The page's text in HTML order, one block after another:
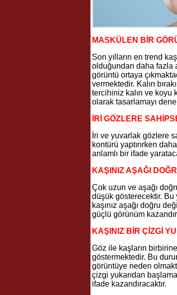
MASKÜLEN BİR
Son yılların en trend
olduğundan daha fazla
görüntü ortaya
vermektedir. Kalın
tercihiniz kalın ve koyu
olarak tasarlamayı
İRİ GÖZLERE
İri ve yuvarlak gözlere
kontürü yaptırırken
anlamlı bir ifade
KAŞINIZ AŞAĞI
Çok uzun ve aşağı
düşük gösterecektir.
kaşınız aşağı doğru
güçlü görünüm
KAŞINIZ BİR ÇİZGİ
Göz ile kaşların
göstermektedir. Bu
görüntüye neden
çizgi yukarıdan
ifade kazandıracaktır.